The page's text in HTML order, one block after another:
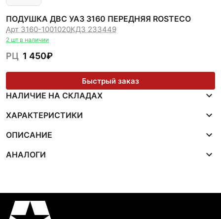
ПОДУШКА ДВС УАЗ 3160 ПЕРЕДНЯЯ ROSTECO
Арт 3160-1001020КДЗ 233449
2 шт в наличии
РЦ 1 450₽
Быстрый заказ
НАЛИЧИЕ НА СКЛАДАХ
ХАРАКТЕРИСТИКИ
ОПИСАНИЕ
АНАЛОГИ